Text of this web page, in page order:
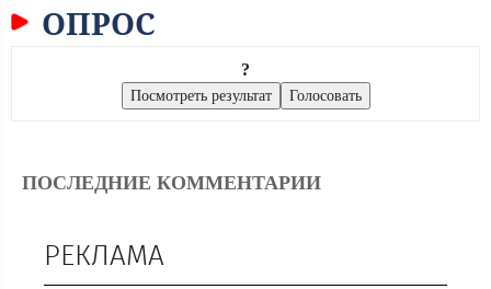
ОПРОС
?
ПОСЛЕДНИЕ КОММЕНТАРИИ
РЕКЛАМА